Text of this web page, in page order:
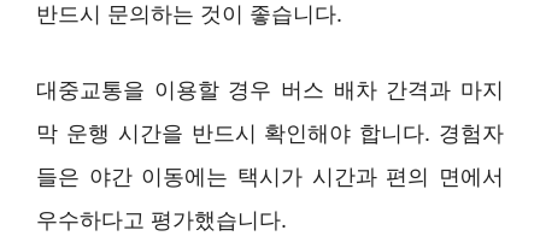
반드시 문의하는 것이 좋습니다.
대중교통을 이용할 경우 버스 배차 간격과 마지
막 운행 시간을 반드시 확인해야 합니다. 경험자
들은 야간 이동에는 택시가 시간과 편의 면에서
우수하다고 평가했습니다.